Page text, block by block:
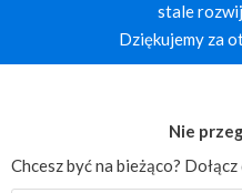
stale
Dziękujemy za
Nie
Chcesz być na bieżąco?